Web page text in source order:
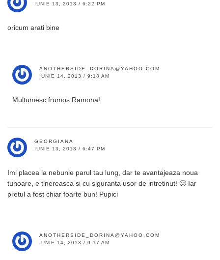
IUNIE 13, 2013 / 6:22 PM
oricum arati bine
ANOTHERSIDE_DORINA@YAHOO.COM
IUNIE 14, 2013 / 9:18 AM
Multumesc frumos Ramona!
GEORGIANA
IUNIE 13, 2013 / 6:47 PM
Imi placea la nebunie parul tau lung, dar te avantajeaza noua
tunoare, e tinereasca si cu siguranta usor de intretinut! 🙂 Iar
pretul a fost chiar foarte bun! Pupici
ANOTHERSIDE_DORINA@YAHOO.COM
IUNIE 14, 2013 / 9:17 AM